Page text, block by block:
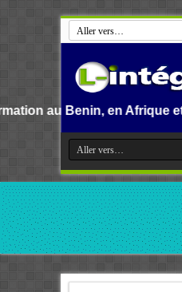
Afrique et dans le monde.